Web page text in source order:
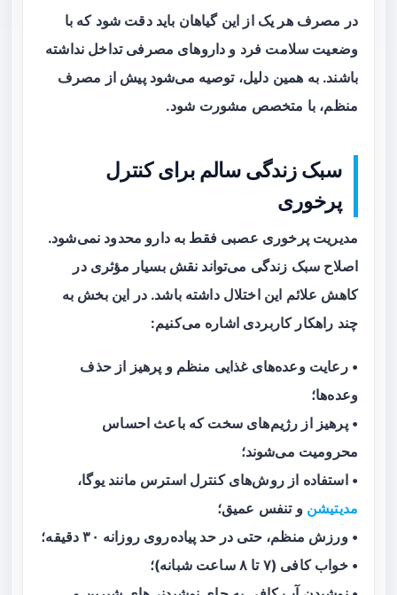
در مصرف هر یک از این گیاهان باید دقت شود که با
وضعیت سلامت فرد و داروهای مصرفی تداخل نداشته
باشند. به همین دلیل، توصیه می‌شود پیش از مصرف
منظم، با متخصص مشورت شود.
سبک زندگی سالم برای کنترل
پرخوری
مدیریت پرخوری عصبی فقط به دارو محدود نمی‌شود.
اصلاح سبک زندگی می‌تواند نقش بسیار مؤثری در
کاهش علائم این اختلال داشته باشد. در این بخش به
چند راهکار کاربردی اشاره می‌کنیم:
• رعایت وعده‌های غذایی منظم و پرهیز از حذف
وعده‌ها؛
• پرهیز از رژیم‌های سخت که باعث احساس
محرومیت می‌شوند؛
• استفاده از روش‌های کنترل استرس مانند یوگا،
مدیتیشن و تنفس عمیق؛
• ورزش منظم، حتی در حد پیاده‌روی روزانه ۳۰ دقیقه؛
• خواب کافی (۷ تا ۸ ساعت شبانه)؛